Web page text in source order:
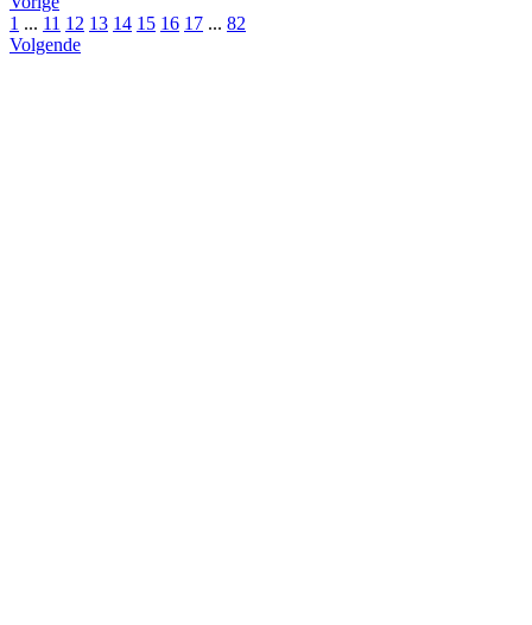
1 ... 11 12 13 14 15 16 17 ... 82
Volgende